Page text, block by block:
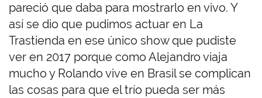
pareció que daba para mostrarlo en vivo. Y
así se dio que pudimos actuar en La
Trastienda en ese único show que pudiste
ver en 2017 porque como Alejandro viaja
mucho y Rolando vive en Brasil se complican
las cosas para que el trío pueda ser más